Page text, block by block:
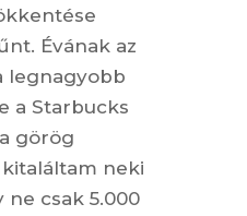
Évának az
legnagyobb
a Starbucks
görög
neki
csak 5.000